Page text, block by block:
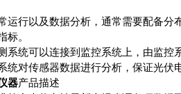
运行以及数据分析，通常需要配备
标。
系统可以连接到监控系统上，由监
统对传感器数据进行分析，保证光伏
器产品描述